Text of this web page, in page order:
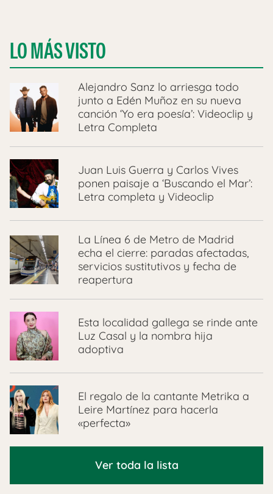
LO MÁS VISTO
Alejandro Sanz lo arriesga todo
junto a Edén Muñoz en su nueva
canción ‘Yo era poesía’: Videoclip y
Letra Completa
Juan Luis Guerra y Carlos Vives
ponen paisaje a ‘Buscando el Mar’:
Letra completa y Videoclip
La Línea 6 de Metro de Madrid
echa el cierre: paradas afectadas,
servicios sustitutivos y fecha de
reapertura
Esta localidad gallega se rinde ante
Luz Casal y la nombra hija
adoptiva
El regalo de la cantante Metrika a
Leire Martínez para hacerla
«perfecta»
Ver toda la lista